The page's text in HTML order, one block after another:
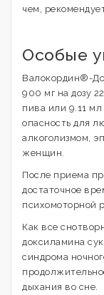
чем,
Особые
Валокордин®-
900 мг на дозу
пива или 9.11
опасность для
алкоголизмом,
женщин.
После приема
достаточное
психомоторной
Как все
доксиламина
синдрома
дыхания во сне.